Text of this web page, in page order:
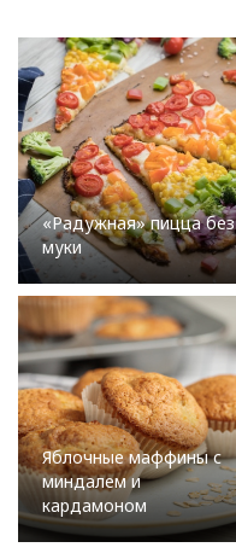
«Радужная» пицца без
муки
Яблочные маффины с
миндалем и
кардамоном